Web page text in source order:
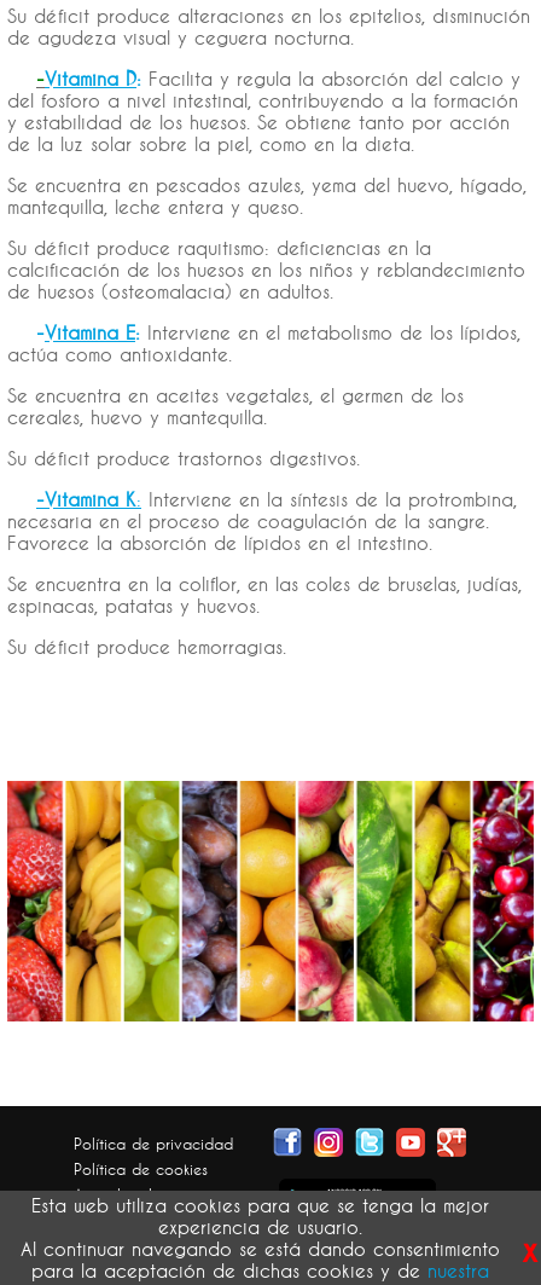
Esta web utiliza cookies para que se tenga la mejor
experiencia de usuario.
Al continuar navegando se está dando consentimiento
para la aceptación de dichas cookies y de nuestra
x
Su déficit produce alteraciones en los epitelios, disminución
de agudeza visual y ceguera nocturna.
-Vitamina D: Facilita y regula la absorción del calcio y
del fosforo a nivel intestinal, contribuyendo a la formación
y estabilidad de los huesos. Se obtiene tanto por acción
de la luz solar sobre la piel, como en la dieta.
Se encuentra en pescados azules, yema del huevo, hígado,
mantequilla, leche entera y queso.
Su déficit produce raquitismo: deficiencias en la
calcificación de los huesos en los niños y reblandecimiento
de huesos (osteomalacia) en adultos.
-Vitamina E:
Interviene en el metabolismo de los lípidos,
actúa como antioxidante.
Se encuentra en aceites vegetales, el germen de los
cereales, huevo y mantequilla.
Su déficit produce trastornos digestivos.
-Vitamina K: Interviene en la síntesis de la protrombina,
necesaria en el proceso de coagulación de la sangre.
Favorece la absorción de lípidos en el intestino.
Se encuentra en la coliflor, en las coles de bruselas, judías,
espinacas, patatas y huevos.
Su déficit produce hemorragias.
Política de privacidad
Política de cookies
Aviso legal
Condiciones generales
Devolución pedidos
atribución de imágenes